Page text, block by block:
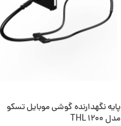
پایه نگهدارنده گوشی موبایل تسکو
مدل THL 1200